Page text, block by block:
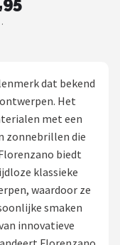
dat bekend
Het
met een
zonnebrillen die
biedt
klassieke
waardoor ze
smaken
innovatieve